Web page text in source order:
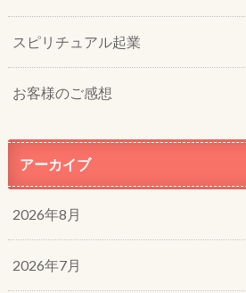
スピリチュアル起業
お客様のご感想
アーカイブ
2026年8月
2026年7月